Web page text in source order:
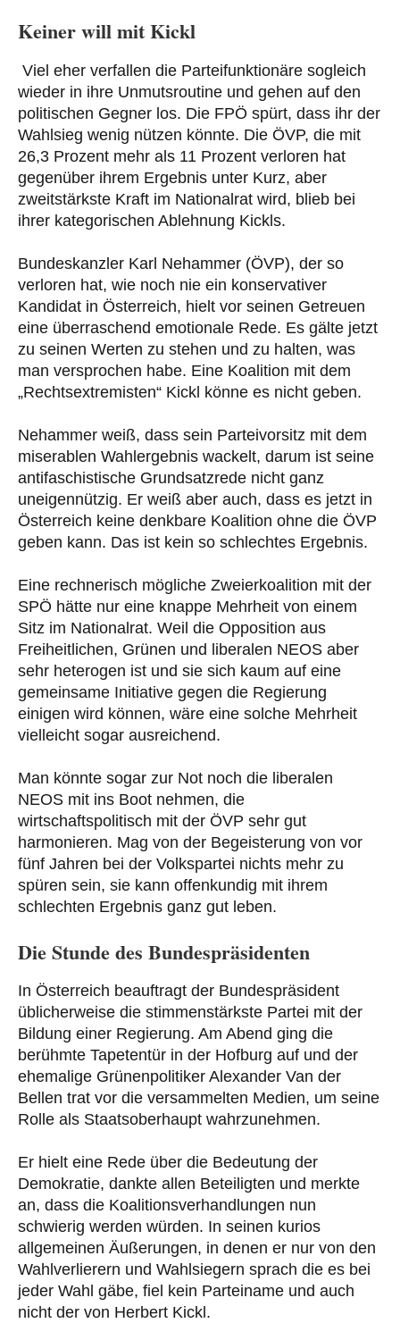
Keiner will mit Kickl
Viel eher verfallen die Parteifunktionäre sogleich
wieder in ihre Unmutsroutine und gehen auf den
politischen Gegner los. Die FPÖ spürt, dass ihr der
Wahlsieg wenig nützen könnte. Die ÖVP, die mit
26,3 Prozent mehr als 11 Prozent verloren hat
gegenüber ihrem Ergebnis unter Kurz, aber
zweitstärkste Kraft im Nationalrat wird, blieb bei
ihrer kategorischen Ablehnung Kickls.
Bundeskanzler Karl Nehammer (ÖVP), der so
verloren hat, wie noch nie ein konservativer
Kandidat in Österreich, hielt vor seinen Getreuen
eine überraschend emotionale Rede. Es gälte jetzt
zu seinen Werten zu stehen und zu halten, was
man versprochen habe. Eine Koalition mit dem
„Rechtsextremisten“ Kickl könne es nicht geben.
Nehammer weiß, dass sein Parteivorsitz mit dem
miserablen Wahlergebnis wackelt, darum ist seine
antifaschistische Grundsatzrede nicht ganz
uneigennützig. Er weiß aber auch, dass es jetzt in
Österreich keine denkbare Koalition ohne die ÖVP
geben kann. Das ist kein so schlechtes Ergebnis.
Eine rechnerisch mögliche Zweierkoalition mit der
SPÖ hätte nur eine knappe Mehrheit von einem
Sitz im Nationalrat. Weil die Opposition aus
Freiheitlichen, Grünen und liberalen NEOS aber
sehr heterogen ist und sie sich kaum auf eine
gemeinsame Initiative gegen die Regierung
einigen wird können, wäre eine solche Mehrheit
vielleicht sogar ausreichend.
Man könnte sogar zur Not noch die liberalen
NEOS mit ins Boot nehmen, die
wirtschaftspolitisch mit der ÖVP sehr gut
harmonieren. Mag von der Begeisterung von vor
fünf Jahren bei der Volkspartei nichts mehr zu
spüren sein, sie kann offenkundig mit ihrem
schlechten Ergebnis ganz gut leben.
Die Stunde des Bundespräsidenten
In Österreich beauftragt der Bundespräsident
üblicherweise die stimmenstärkste Partei mit der
Bildung einer Regierung. Am Abend ging die
berühmte Tapetentür in der Hofburg auf und der
ehemalige Grünenpolitiker Alexander Van der
Bellen trat vor die versammelten Medien, um seine
Rolle als Staatsoberhaupt wahrzunehmen.
Er hielt eine Rede über die Bedeutung der
Demokratie, dankte allen Beteiligten und merkte
an, dass die Koalitionsverhandlungen nun
schwierig werden würden. In seinen kurios
allgemeinen Äußerungen, in denen er nur von den
Wahlverlierern und Wahlsiegern sprach die es bei
jeder Wahl gäbe, fiel kein Parteiname und auch
nicht der von Herbert Kickl.